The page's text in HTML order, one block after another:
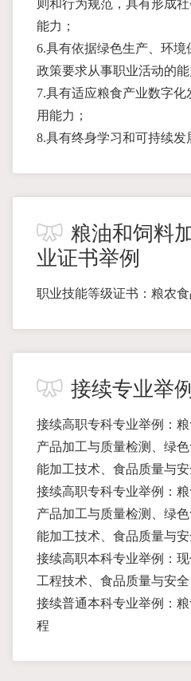
则和行为规范，具有形成
能力；
6.具有依据绿色生产、环
政策要求从事职业活动的能
7.具有适应粮食产业数字
用能力；
8.具有终身学习和可持续发
粮油和饲料
业证书举例
职业技能等级证书：粮农
接续专业举例
接续高职专科专业举例：
产品加工与质量检测、绿
能加工技术、食品质量与安
接续高职专科专业举例：
产品加工与质量检测、绿
能加工技术、食品质量与安
接续高职本科专业举例：
工程技术、食品质量与安全
接续普通本科专业举例：
程